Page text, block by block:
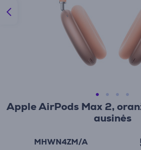
Apple AirPods Max 2,
ausinės
MHWN4ZM/A